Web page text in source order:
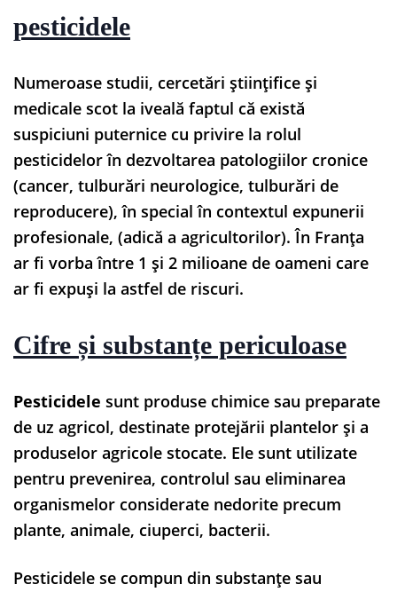
pesticidele
Numeroase studii, cercetări științifice și
medicale scot la iveală faptul că există
suspiciuni puternice cu privire la rolul
pesticidelor în dezvoltarea patologiilor cronice
(cancer, tulburări neurologice, tulburări de
reproducere), în special în contextul expunerii
profesionale, (adică a agricultorilor). În Franța
ar fi vorba între 1 și 2 milioane de oameni care
ar fi expuși la astfel de riscuri.
Cifre și substanțe periculoase
Pesticidele sunt produse chimice sau preparate
de uz agricol, destinate protejării plantelor și a
produselor agricole stocate. Ele sunt utilizate
pentru prevenirea, controlul sau eliminarea
organismelor considerate nedorite precum
plante, animale, ciuperci, bacterii.
Pesticidele se compun din substanțe sau